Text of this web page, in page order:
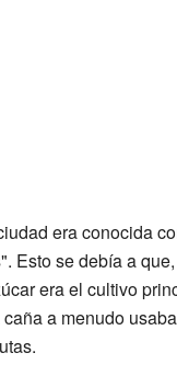
era conocida
Esto se debía a
era el cultivo
a menudo